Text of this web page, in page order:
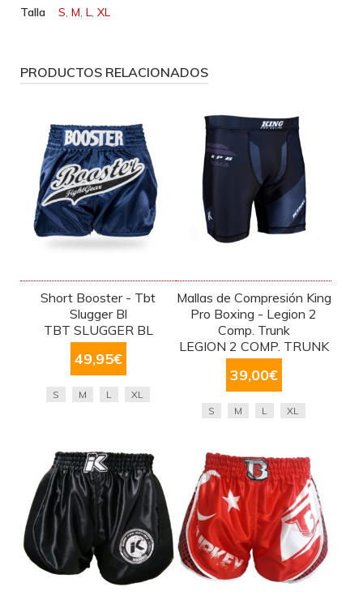
Talla S, M, L, XL
PRODUCTOS RELACIONADOS
Short Booster - Tbt
Slugger Bl
TBT SLUGGER BL
49,95€
S M L XL
Mallas de Compresión King
Pro Boxing - Legion 2
Comp. Trunk
LEGION 2 COMP. TRUNK
39,00€
S M L XL